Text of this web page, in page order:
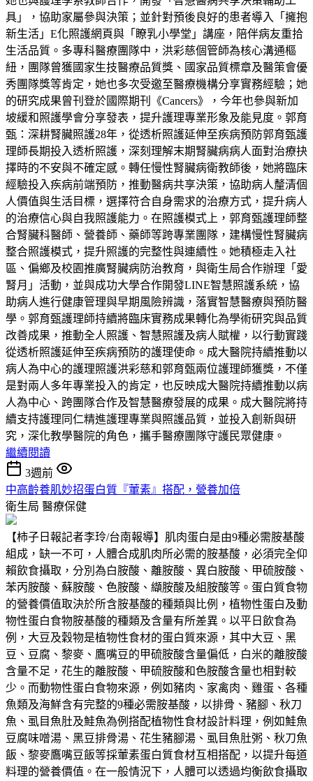
具」，協助家屬參與決策；並針對預後良好的患者導入「擁抱
新生活」E化照護網頁與「瞭乳小學堂」講座，陪伴病友重拾
生活品質。多專科醫療團隊中，洪彩慈個管師為核心溝通樞
紐，團隊曾獲國家生技醫療品質獎、國家品質標章及醫策會優
秀團隊獎等肯定，她也多次受邀至醫療機構分享實務經驗；她
的研究成果曾刊登於國際期刊《Cancers》，今年也參與新加
坡緩和照護學會分享發表，提升護理專業形象及能見度。郭育
甄：深耕腎臟照護28年，從透析照護延伸至疾病預防郭育甄護
理師長期投入透析照護，深刻理解末期腎臟病病人面對治療抉
擇時的不安與不確定感。轉任慢性腎臟病衛教師後，她將臨床
經驗投入疾病前端預防，推動醫病共享決策，協助病人釐清個
人價值與生活目標，選擇符合自身需求的治療方式，提升病人
的治療信心與自我照護能力。在照護模式上，郭育甄護理師整
合腎臟科醫師、營養師、藥師等跨專業團隊，建構慢性腎臟病
整合照護模式，提升照護的完整性與連續性。她積極走入社
區、偏鄉及校園推廣腎臟病防治教育，與衛生局合作辦理「愛
腎月」活動，並與成功大學合作開發LINE智慧照護系統，協
助病人進行健康管理與早期風險辨識，落實智慧醫療與預防醫
學。郭育甄護理師持續將臨床實務成果轉化為學術研究與品質
改善成果，推動全人照護、智慧照護及病人賦權，以行動實踐
從透析照護延伸至疾病預防的護理使命。成大醫院持續推動以
病人為中心的護理照護洪彩慈和郭育甄兩位護理師獲獎，不僅
是對兩人多年專業投入的肯定，也反映成大醫院持續推動以病
人為中心、跨團隊合作及智慧醫療發展的成果。成大醫院將持
續支持護理同仁精進護理專業與照護品質，並投入創新與研
究，深化教學醫院的角色，攜手醫療團隊守護民眾健康。
繼續閱讀
3週前
中高齡養肌妙招蛋白質『葷素』搭配，營養加倍
衛生局 醫療保健
【柿子日報記者李玲/台南報導】肌肉蛋白是由9種必需胺基酸
組成，缺一不可，人體合成肌肉所必需的胺基酸，必須完全仰
賴飲食攝取，分別為白胺酸、離胺酸、異白胺酸、甲硫胺酸、
苯丙胺酸、蘇胺酸、色胺酸、纈胺酸及組胺酸等。蛋白質食物
的營養價值取決於所含胺基酸的種類與比例，植物性蛋白及動
物性蛋白食物胺基酸的種類及含量有所差異。以平日飲食為
例，大豆及穀物是植物性食材的蛋白質來源，其中大豆、黑
豆、豆腐、黎麥、鷹嘴豆的甲硫胺酸含量偏低，白米的離胺酸
含量不足，花生的離胺酸、甲硫胺酸和色胺酸含量也相對較
少。而動物性蛋白食物來源，例如豬肉、家禽肉、雞蛋、各種
魚類及海鮮含有完整的9種必需胺基酸，以排骨、豬腳、秋刀
魚、虱目魚肚及鮭魚為例搭配植物性食材設計料理，例如鮭魚
豆腐味噌湯、黑豆排骨湯、花生豬腳湯、虱目魚肚粥、秋刀魚
飯、黎麥鷹嘴豆飯等採葷素蛋白質食材互相搭配，以提升每道
料理的營養價值。在一般情況下，人體可以透過均衡飲食攝取